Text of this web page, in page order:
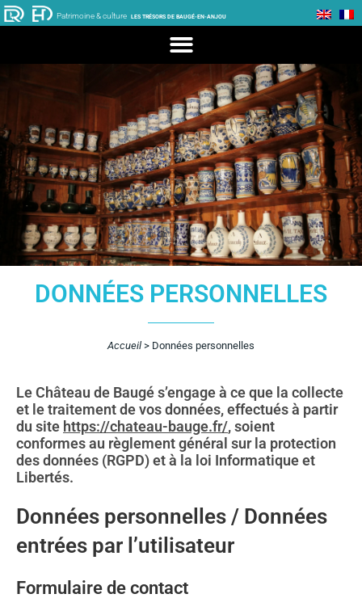
Patrimoine & culture LES TRÉSORS DE BAUGÉ-EN-ANJOU
DONNÉES PERSONNELLES
Accueil > Données personnelles
Le Château de Baugé s’engage à ce que la collecte
et le traitement de vos données, effectués à partir
du site https://chateau-bauge.fr/, soient
conformes au règlement général sur la protection
des données (RGPD) et à la loi Informatique et
Libertés.
Données personnelles / Données
entrées par l’utilisateur
Formulaire de contact